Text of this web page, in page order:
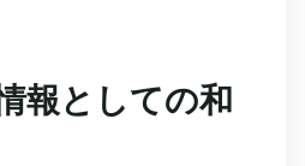
報としての和